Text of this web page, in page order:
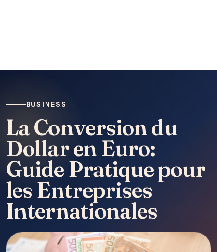
BUSINESS
La Conversion du
Dollar en Euro:
Guide Pratique pour
les Entreprises
Internationales